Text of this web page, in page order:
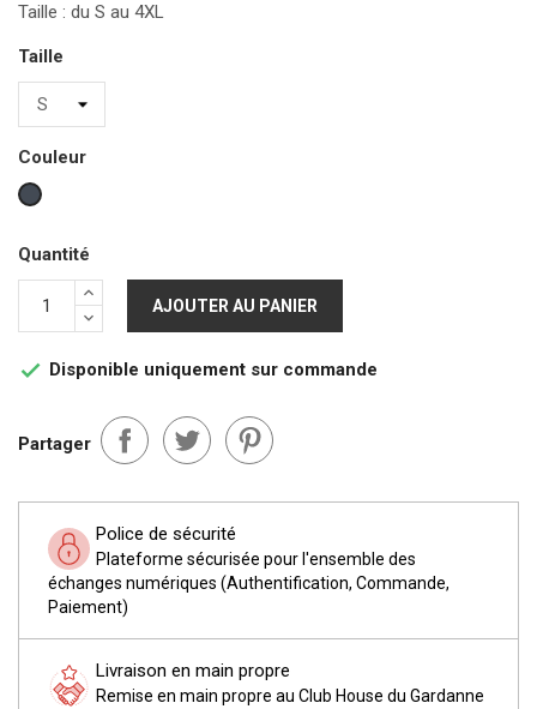
Taille : du S au 4XL
Taille
Couleur
Noir
Quantité
AJOUTER AU PANIER
 Disponible uniquement sur commande
Partager
Police de sécurité
Plateforme sécurisée pour l'ensemble des
échanges numériques (Authentification, Commande,
Paiement)
Livraison en main propre
Remise en main propre au Club House du Gardanne